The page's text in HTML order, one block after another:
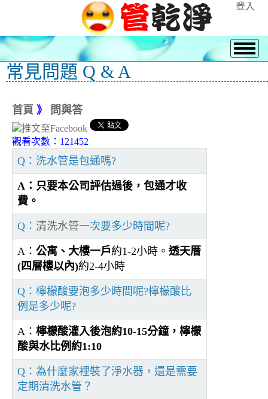
登入
常見問題 Q & A
首頁 》 問與答
觀看次數：121452
Q：洗水管是包通嗎?
A：只要本公司評估過後，包通才收
費。
Q： 清洗水管一次要多少時間呢?
A： 公寓、大樓一戶約1-2小時。 透天厝
(四層樓以內)約2-4小時
Q：檸檬酸要泡多少時間呢?檸檬酸比
例是多少呢?
A： 檸檬酸灌入後泡約10-15分鐘，檸檬
酸與水比例約1:10
Q：為什麼家裡裝了淨水器，還是需要
定期清洗水管？